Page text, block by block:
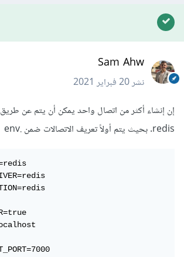
Sam Ahw
نشر20 فبراير 2021
إن إنشاء أكثر من اتصال واحد يمكن أن يتم عن
redis. بحيث يتم أولاً تعريف الاتصالات ضمن .env